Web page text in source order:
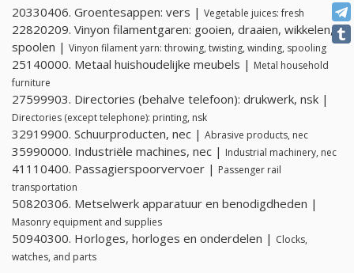
20330406. Groentesappen: vers | Vegetable juices: fresh
22820209. Vinyon filamentgaren: gooien, draaien, wikkelen,
spoolen | Vinyon filament yarn: throwing, twisting, winding, spooling
25140000. Metaal huishoudelijke meubels | Metal household
furniture
27599903. Directories (behalve telefoon): drukwerk, nsk |
Directories (except telephone): printing, nsk
32919900. Schuurproducten, nec | Abrasive products, nec
35990000. Industriële machines, nec | Industrial machinery, nec
41110400. Passagierspoorvervoer | Passenger rail
transportation
50820306. Metselwerk apparatuur en benodigdheden |
Masonry equipment and supplies
50940300. Horloges, horloges en onderdelen | Clocks,
watches, and parts